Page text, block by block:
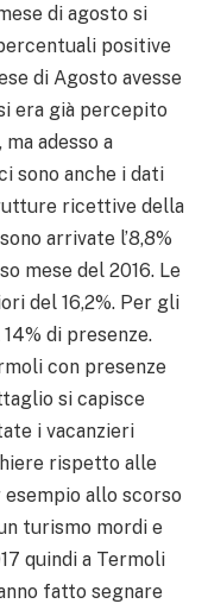
di agosto si
positive
di Agosto avesse
era già percepito
adesso a
sono anche i dati
ricettive della
arrivate l’8,8%
mese del 2016. Le
del 16,2%. Per gli
di presenze.
con presenze
si capisce
i vacanzieri
rispetto alle
allo scorso
turismo mordi e
quindi a Termoli
fatto segnare